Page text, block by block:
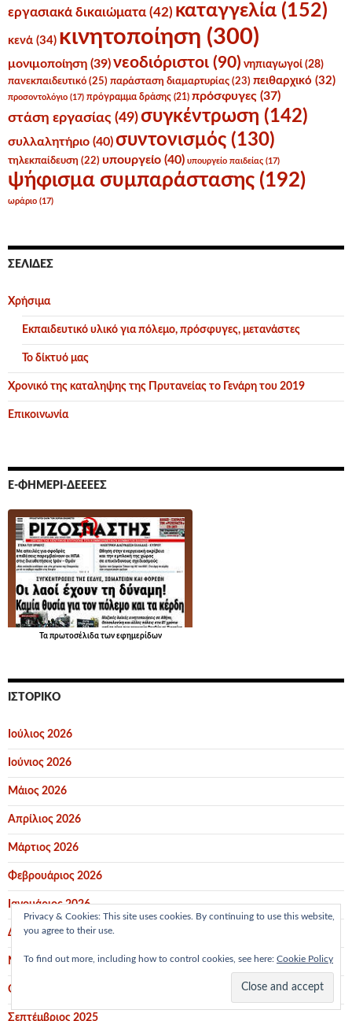
εργασιακά δικαιώματα(42) καταγγελία (152)
κενά (34) κινητοποίηση (300)
μονιμοποίηση (39)νεοδιόριστοι (90) νηπιαγωγοί (28)
πανεκπαιδευτικό (25) παράσταση διαμαρτυρίας (23) πειθαρχικό (32)
προσοντολόγιο (17) πρόγραμμα δράσης (21) πρόσφυγες (37)
στάση εργασίας (49)συγκέντρωση (142)
συλλαλητήριο (40)συντονισμός (130)
τηλεκπαίδευση (22) υπουργείο (40) υπουργείο παιδείας (17)
ψήφισμα συμπαράστασης (192)
ωράριο (17)
ΣΕΛΊΔΕΣ
Χρήσιμα
Εκπαιδευτικό υλικό για πόλεμο, πρόσφυγες, μετανάστες
Το δίκτυό μας
Χρονικό της καταληψης της Πρυτανείας το Γενάρη του 2019
Επικοινωνία
Ε-ΦΗΜΕΡΊ-ΔΕΕΕΕΣ
Τα πρωτοσέλιδατων εφημερίδων
ΙΣΤΟΡΙΚΌ
Ιούλιος 2026
Ιούνιος 2026
Μάιος 2026
Απρίλιος 2026
Μάρτιος 2026
Φεβρουάριος 2026
Ιανουάριος 2026
Δεκέμβριος 2025
Νοέμβριος 2025
Οκτώβριος 2025
Σεπτέμβριος 2025
Privacy & Cookies: This site uses cookies. By continuing to use this website,
you agree to their use.
To find out more, including how to control cookies, see here: Cookie Policy